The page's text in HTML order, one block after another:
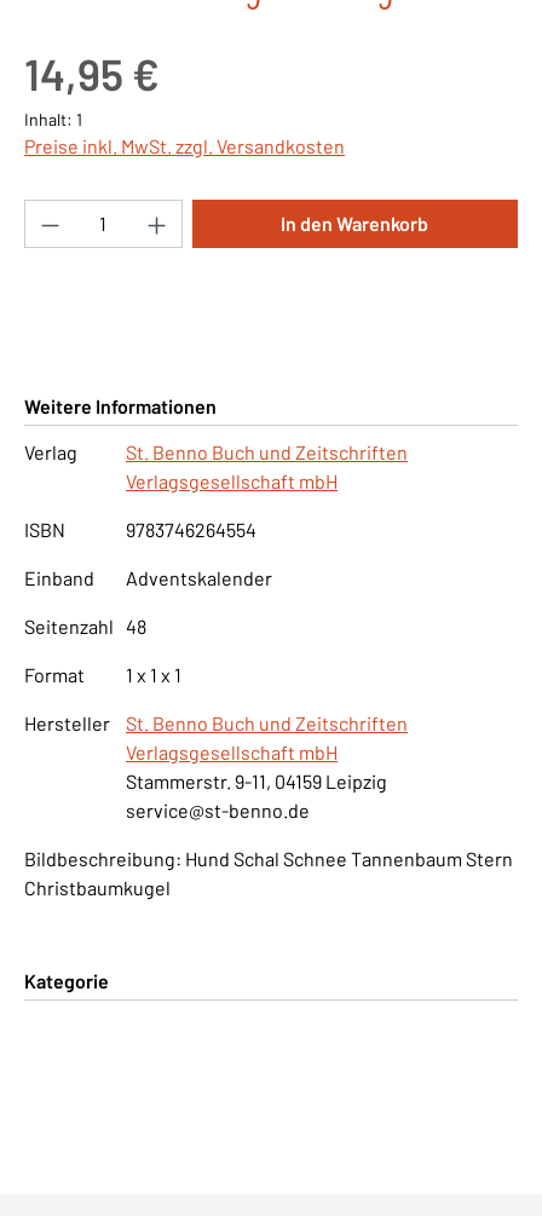
14,95 €
Inhalt: 1
Preise inkl. MwSt. zzgl. Versandkosten
Produkt Anzahl: Gib den gewünschten
In den Warenkorb
Weitere Informationen
Verlag
St. Benno Buch und Zeitschriften
Verlagsgesellschaft mbH
ISBN 9783746264554
Einband Adventskalender
Seitenzahl 48
Format 1 x 1 x 1
Hersteller
St. Benno Buch und Zeitschriften
Verlagsgesellschaft mbH
Stammerstr. 9-11, 04159 Leipzig
service@st-benno.de
Bildbeschreibung: Hund Schal Schnee Tannenbaum Stern
Christbaumkugel
Kategorie